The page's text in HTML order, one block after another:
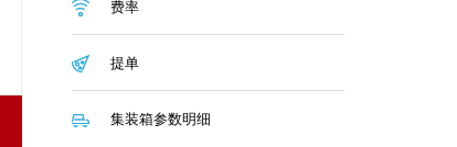
费率
提单
集装箱参数明细